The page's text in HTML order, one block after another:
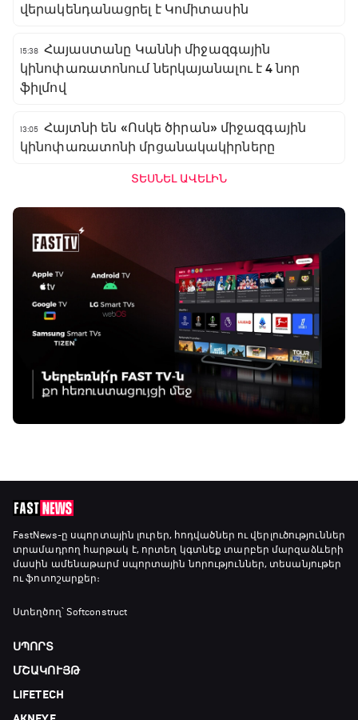
վերակենդանացրել է Կոմիտասին
15:38 Հայաստանը Կաննի միջազգային
կինոփառատոնում ներկայանալու է 4 նոր
ֆիլմով
13:05 Հայտնի են «Ոսկե ծիրան» միջազգային
կինոփառատոնի մրցանակակիրները
ՏԵՍՆԵԼ ԱՎԵԼԻՆ
FastNews-ը սպորտային լուրեր, հոդվածներ ու վերլուծություններ
տրամադրող հարթակ է, որտեղ կգտնեք տարբեր մարզաձևերի
մասին ամենաթարմ սպորտային նորություններ, տեսանյութեր
ու ֆոտոշարքեր։
Ստեղծող՝ Softconstruct
ՍՊՈՐՏ
ՄՇԱԿՈՒՅԹ
LIFETECH